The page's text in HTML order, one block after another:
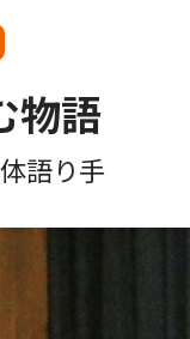
物語
語り手